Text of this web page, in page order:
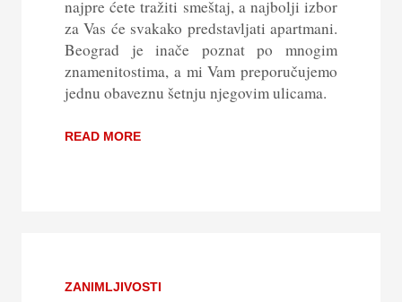
najpre ćete tražiti smeštaj, a najbolji izbor
za Vas će svakako predstavljati apartmani.
Beograd je inače poznat po mnogim
znamenitostima, a mi Vam preporučujemo
jednu obaveznu šetnju njegovim ulicama.
READ MORE
ZANIMLJIVOSTI